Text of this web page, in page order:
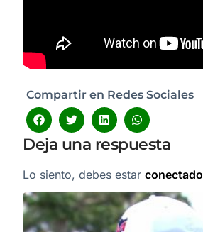
Compartir en Redes Sociales
Deja una respuesta
Lo siento, debes estar conectado